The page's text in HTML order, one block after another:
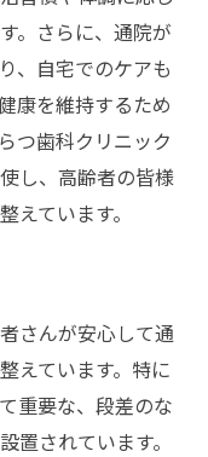
。さらに、通院が
、自宅でのケアも
康を維持するため
つ歯科クリニック
し、高齢者の皆様
えています。
さんが安心して通
えています。特に
重要な、段差のな
置されています。